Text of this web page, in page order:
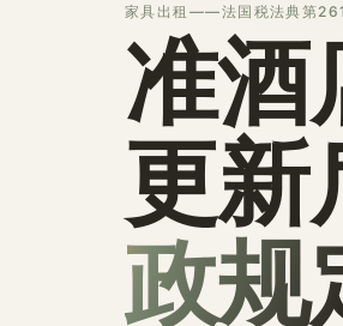
家具出租——法国税法典第
准酒
更新
政规